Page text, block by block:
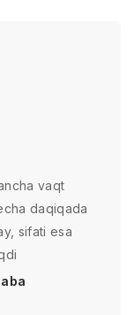
vaqt
daqiqada
sifati esa